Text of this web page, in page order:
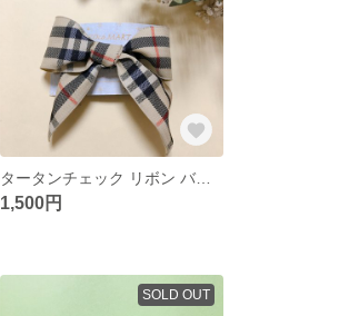
タータンチェック リボン バレッタ
1,500円
SOLD OUT